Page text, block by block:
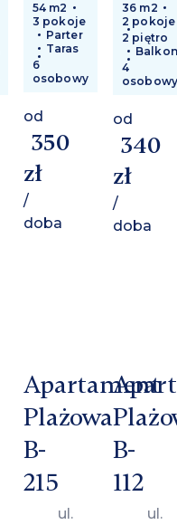
54 m2
3 pokoje
Parter
Taras
6
osobowy
od
350
zł
/
doba
36 m2
2 pokoje
2 piętro
4
od
340
zł
/
doba
Apartament
Plażowa
B-
215
ul.
B-
112
ul.